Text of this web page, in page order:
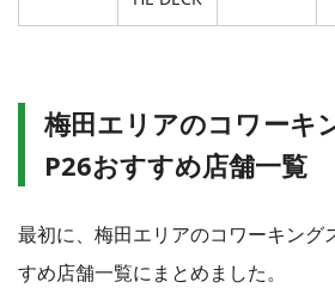
梅田エリアのコワーキ
P26おすすめ店舗一覧
最初に、梅田エリアのコワーキング
すめ店舗一覧にまとめました。